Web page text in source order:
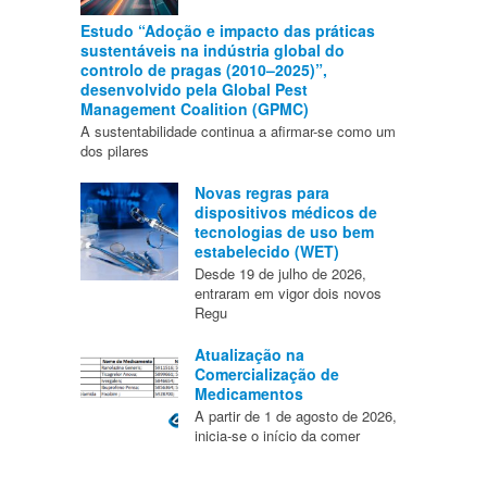
Estudo “Adoção e impacto das práticas
sustentáveis na indústria global do
controlo de pragas (2010–2025)”,
desenvolvido pela Global Pest
Management Coalition (GPMC)
A sustentabilidade continua a afirmar-se como um
dos pilares
Novas regras para
dispositivos médicos de
tecnologias de uso bem
estabelecido (WET)
Desde 19 de julho de 2026,
entraram em vigor dois novos
Regu
Atualização na
Comercialização de
Medicamentos
A partir de 1 de agosto de 2026,
inicia-se o início da comer